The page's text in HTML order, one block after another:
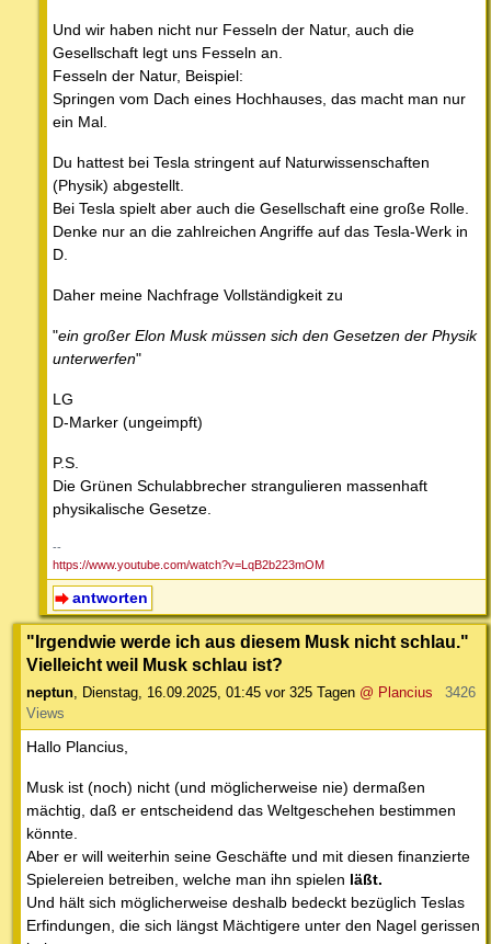
Und wir haben nicht nur Fesseln der Natur, auch die
Gesellschaft legt uns Fesseln an.
Fesseln der Natur, Beispiel:
Springen vom Dach eines Hochhauses, das macht man nur
ein Mal.
Du hattest bei Tesla stringent auf Naturwissenschaften
(Physik) abgestellt.
Bei Tesla spielt aber auch die Gesellschaft eine große Rolle.
Denke nur an die zahlreichen Angriffe auf das Tesla-Werk in
D.
Daher meine Nachfrage Vollständigkeit zu
"ein großer Elon Musk müssen sich den Gesetzen der Physik
unterwerfen"
LG
D-Marker (ungeimpft)
P.S.
Die Grünen Schulabbrecher strangulieren massenhaft
physikalische Gesetze.
--
https://www.youtube.com/watch?v=LqB2b223mOM
antworten
"Irgendwie werde ich aus diesem Musk nicht schlau."
Vielleicht weil Musk schlau ist?
neptun, Dienstag, 16.09.2025, 01:45 vor 325 Tagen @ Plancius
3426
Views
Hallo Plancius,
Musk ist (noch) nicht (und möglicherweise nie) dermaßen
mächtig, daß er entscheidend das Weltgeschehen bestimmen
könnte.
Aber er will weiterhin seine Geschäfte und mit diesen finanzierte
Spielereien betreiben, welche man ihn spielen läßt.
Und hält sich möglicherweise deshalb bedeckt bezüglich Teslas
Erfindungen, die sich längst Mächtigere unter den Nagel gerissen